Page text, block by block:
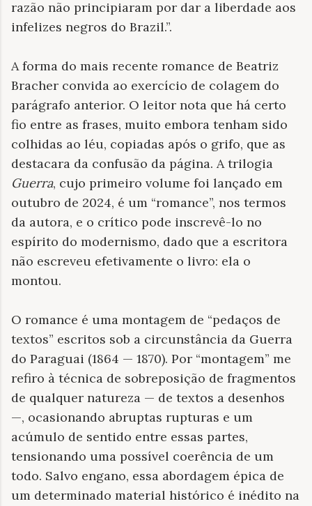
razão não principiaram por dar a liberdade aos
infelizes negros do Brazil.”.
A forma do mais recente romance de Beatriz
Bracher convida ao exercício de colagem do
parágrafo anterior. O leitor nota que há certo
fio entre as frases, muito embora tenham sido
colhidas ao léu, copiadas após o grifo, que as
destacara da confusão da página. A trilogia
Guerra, cujo primeiro volume foi lançado em
outubro de 2024, é um “romance”, nos termos
da autora, e o crítico pode inscrevê-lo no
espírito do modernismo, dado que a escritora
não escreveu efetivamente o livro: ela o
montou.
O romance é uma montagem de “pedaços de
textos” escritos sob a circunstância da Guerra
do Paraguai (1864 — 1870). Por “montagem” me
refiro à técnica de sobreposição de fragmentos
de qualquer natureza — de textos a desenhos
—, ocasionando abruptas rupturas e um
acúmulo de sentido entre essas partes,
tensionando uma possível coerência de um
todo. Salvo engano, essa abordagem épica de
um determinado material histórico é inédito na